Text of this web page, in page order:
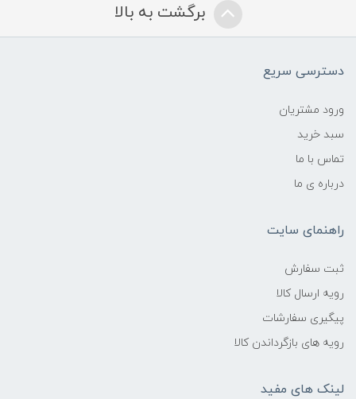
برگشت به بالا
دسترسی سریع
ورود مشتریان
سبد خرید
تماس با ما
درباره ی ما
راهنمای سایت
ثبت سفارش
رویه ارسال کالا
پیگیری سفارشات
رویه های بازگرداندن کالا
لینک های مفید